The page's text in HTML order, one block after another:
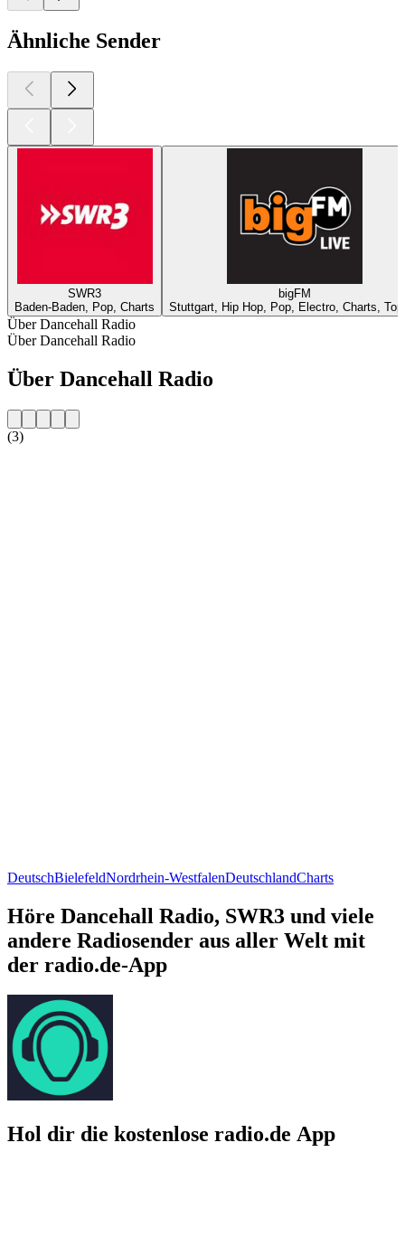
Ähnliche Sender
SWR3
Baden-Baden, Pop, Charts
bigFM
Stuttgart, Hip Hop, Pop, Electro, Charts,
Über Dancehall Radio
Über Dancehall Radio
Über Dancehall Radio
(3)
DeutschBielefeldNordrhein-WestfalenDeutschlandCharts
Höre Dancehall Radio, SWR3 und viele
andere Radiosender aus aller Welt mit
der radio.de-App
Hol dir die kostenlose radio.de App